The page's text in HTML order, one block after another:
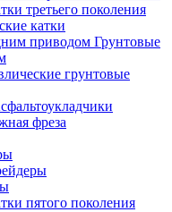
третьего поколения
катки
Грунтовые
грунтовые
фреза
пятого поколения